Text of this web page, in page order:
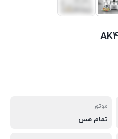
موتور
تمام مس